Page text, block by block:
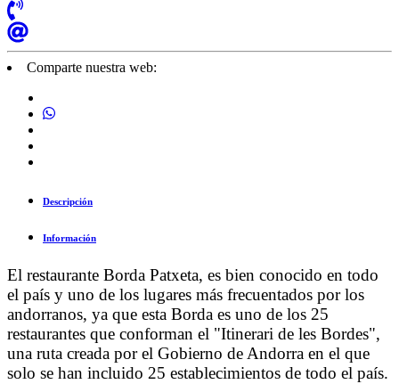
Comparte nuestra web:
Descripción
Información
El restaurante Borda Patxeta, es bien conocido en todo
el país y uno de los lugares más frecuentados por los
andorranos, ya que esta Borda es uno de los 25
restaurantes que conforman el "Itinerari de les Bordes",
una ruta creada por el Gobierno de Andorra en el que
solo se han incluido 25 establecimientos de todo el país.